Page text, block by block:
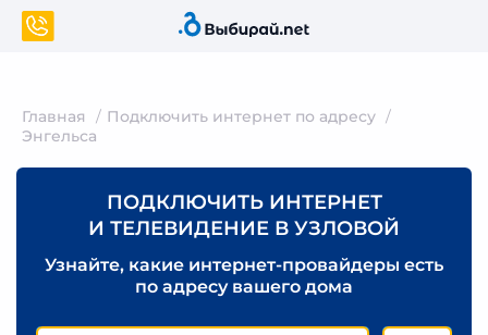
Главная
Подключить интернет по адресу
Энгельса
ПОДКЛЮЧИТЬ ИНТЕРНЕТ
И ТЕЛЕВИДЕНИЕ В УЗЛОВОЙ
Узнайте, какие интернет-провайдеры есть
по адресу вашего дома